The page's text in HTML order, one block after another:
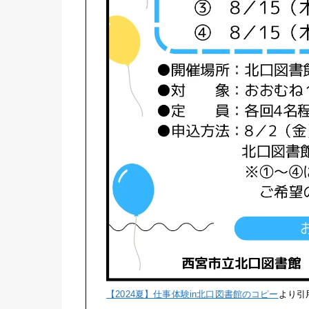
【2024夏】仕事体験in北口図書館のコピー より引